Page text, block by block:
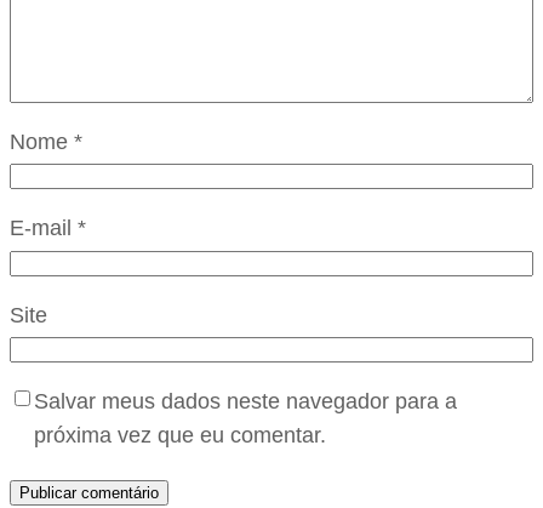
Nome *
E-mail *
Site
Salvar meus dados neste navegador para a
próxima vez que eu comentar.